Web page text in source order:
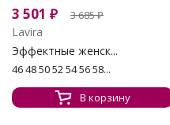
3 501 ₽ 3 685₽
Lavira
Эффектные женск...
46 48 50 52 54 56 58...
В корзину